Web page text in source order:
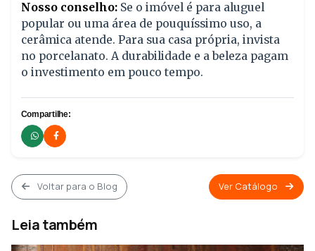
Nosso conselho:Se o imóvel é para aluguel
popular ou uma área de pouquíssimo uso, a
cerâmica atende. Para sua casa própria, invista
no porcelanato. A durabilidade e a beleza pagam
o investimento em pouco tempo.
Compartilhe:
Voltar para o Blog Ver Catálogo
Leia também